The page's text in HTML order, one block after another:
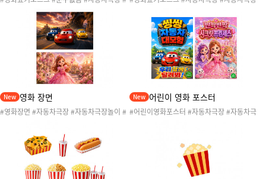
자동차극장놀이 #교통기관 #영화관 #자동차
영화관 #교통기관놀이 #교통기관활동 #교통
기관도안 #영화관매점 #자동차극장매점 #자
동차놀이 #어린이영화 #영화예매
통기관놀이 #교통기관활동 #교통기관도안 #
영화관매점 #자동차극장매점 #자동차놀이 #
어린이영화 #영화예매
영화 장면
New
#영화장면 #자동차극장 #자동차극장놀이 #
놀이 #교통기관활동 #교통기관도안 #영화관
매점 #자동차극장매점 #자동차놀이 #어린이
어린이 영화 포스터
New
#어린이영화포스터 #자동차극장 #자동차극
#영화관매점 #자동차극장매점 #자동차놀이